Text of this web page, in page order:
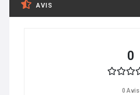
AVIS
0
0 Avis